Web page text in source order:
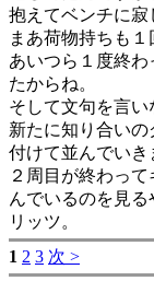
抱えてベンチに寂
まあ荷物持ちも１
あいつら１度終
たからね。
そして文句を言
新たに知り合い
付けて並んでいき
２周目が終わっ
んでいるのを見
リッツ。
1 2 3 次 >